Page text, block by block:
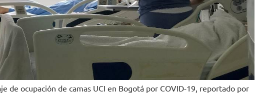
de ocupación de camas UCI en Bogotá por COVID-19, reportado por